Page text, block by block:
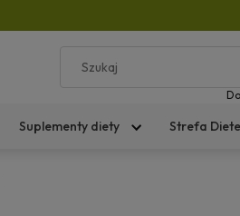
Suplementy diety Strefa